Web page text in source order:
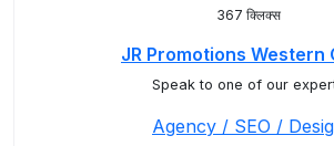
367 क्लिक्स
JR Promotions Western
Speak to one of our
Agency / SEO /